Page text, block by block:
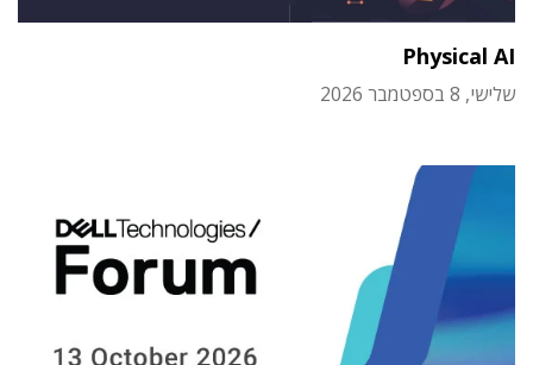
Physical AI
שלישי, 8 בספטמבר 2026